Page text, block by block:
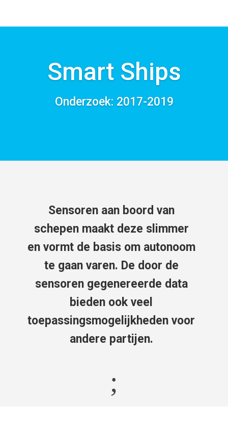
Smart Ships
Onderzoek: 2017-2019
Sensoren aan boord van
schepen maakt deze slimmer
en vormt de basis om autonoom
te gaan varen. De door de
sensoren gegenereerde data
bieden ook veel
toepassingsmogelijkheden voor
andere partijen.
;